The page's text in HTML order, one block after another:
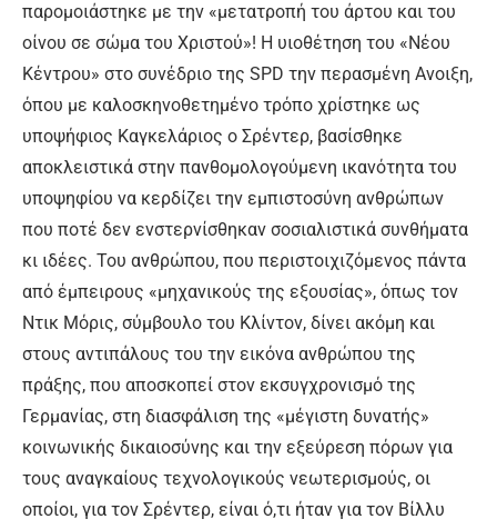
παρομοιάστηκε με την «μετατροπή του άρτου και του
οίνου σε σώμα του Χριστού»! Η υιοθέτηση του «Νέου
Κέντρου» στο συνέδριο της SPD την περασμένη Ανοιξη,
όπου με καλοσκηνοθετημένο τρόπο χρίστηκε ως
υποψήφιος Καγκελάριος ο Σρέντερ, βασίσθηκε
αποκλειστικά στην πανθομολογούμενη ικανότητα του
υποψηφίου να κερδίζει την εμπιστοσύνη ανθρώπων
που ποτέ δεν ενστερνίσθηκαν σοσιαλιστικά συνθήματα
κι ιδέες. Του ανθρώπου, που περιστοιχιζόμενος πάντα
από έμπειρους «μηχανικούς της εξουσίας», όπως τον
Ντικ Μόρις, σύμβουλο του Κλίντον, δίνει ακόμη και
στους αντιπάλους του την εικόνα ανθρώπου της
πράξης, που αποσκοπεί στον εκσυγχρονισμό της
Γερμανίας, στη διασφάλιση της «μέγιστη δυνατής»
κοινωνικής δικαιοσύνης και την εξεύρεση πόρων για
τους αναγκαίους τεχνολογικούς νεωτερισμούς, οι
οποίοι, για τον Σρέντερ, είναι ό,τι ήταν για τον Βίλλυ